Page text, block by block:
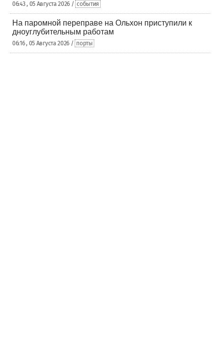
06:43 , 05 Августа 2026 / события
На паромной переправе на Ольхон приступили к
дноуглубительным работам
06:16 , 05 Августа 2026 / порты